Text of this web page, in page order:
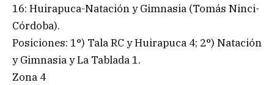
16: Huirapuca-Natación y Gimnasia (Tomás Ninci-
Córdoba).
Posiciones: 1°) Tala RC y Huirapuca 4; 2°) Natación
y Gimnasia y La Tablada 1.
Zona 4